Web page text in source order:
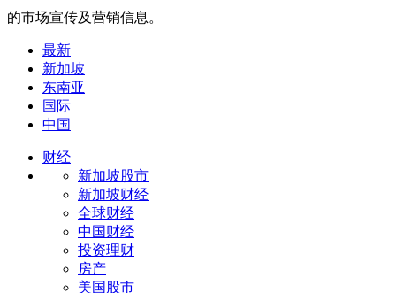
的市场宣传及营销信息。
最新
新加坡
东南亚
国际
中国
财经
新加坡股市
新加坡财经
全球财经
中国财经
投资理财
房产
美国股市